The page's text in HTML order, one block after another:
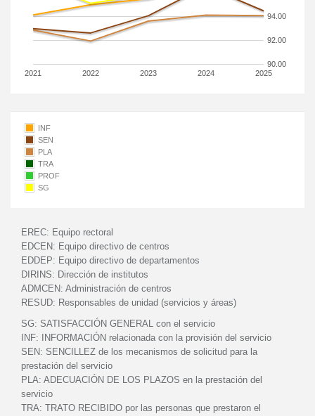
2021 2022 2023 2024 2025
90.00
92.00
94.00
INF
SEN
PLA
TRA
PROF
SG
EREC: Equipo rectoral
EDCEN: Equipo directivo de centros
EDDEP: Equipo directivo de departamentos
DIRINS: Dirección de institutos
ADMCEN: Administración de centros
RESUD: Responsables de unidad (servicios y áreas)
SG: SATISFACCIÓN GENERAL con el servicio
INF:
INFORMACIÓN relacionada con la provisión del servicio
SEN: SENCILLEZ de los mecanismos de solicitud para la
prestación del servicio
PLA: ADECUACIÓN DE LOS PLAZOS en la prestación del
servicio
TRA: TRATO RECIBIDO por las personas que prestaron el